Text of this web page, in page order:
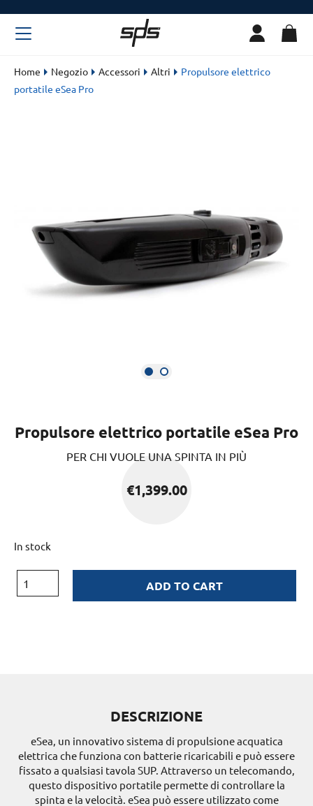
Home Negozio Accessori Altri
Propulsore elettrico
portatile eSea Pro
Propulsore elettrico portatile eSea Pro
PER CHI VUOLE UNA SPINTA IN PIÙ
€1,399.00
In stock
ADD TO CART
DESCRIZIONE
eSea, un innovativo sistema di propulsione acquatica
elettrica che funziona con batterie ricaricabili e può essere
fissato a qualsiasi tavola SUP. Attraverso un telecomando,
questo dispositivo portatile permette di controllare la
spinta e la velocità. eSea può essere utilizzato come